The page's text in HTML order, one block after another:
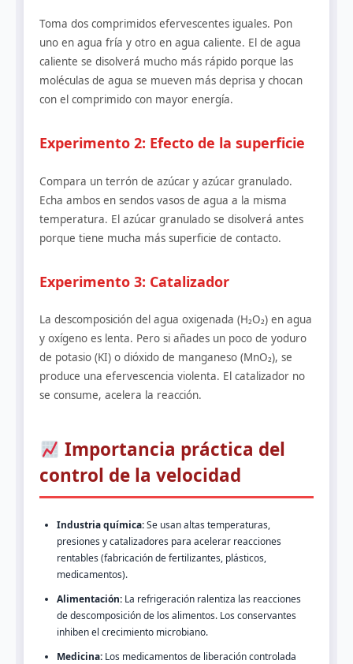
Toma dos comprimidos efervescentes iguales. Pon
uno en agua fría y otro en agua caliente. El de agua
caliente se disolverá mucho más rápido porque las
moléculas de agua se mueven más deprisa y chocan
con el comprimido con mayor energía.
Experimento 2: Efecto de la superficie
Compara un terrón de azúcar y azúcar granulado.
Echa ambos en sendos vasos de agua a la misma
temperatura. El azúcar granulado se disolverá antes
porque tiene mucha más superficie de contacto.
Experimento 3: Catalizador
La descomposición del agua oxigenada (H₂O₂) en agua
y oxígeno es lenta. Pero si añades un poco de yoduro
de potasio (KI) o dióxido de manganeso (MnO₂), se
produce una efervescencia violenta. El catalizador no
se consume, acelera la reacción.
Importancia práctica del
control de la velocidad
Industria química:Se usan altas temperaturas,
presiones y catalizadores para acelerar reacciones
rentables (fabricación de fertilizantes, plásticos,
medicamentos).
Alimentación: La refrigeración ralentiza las reacciones
de descomposición de los alimentos. Los conservantes
inhiben el crecimiento microbiano.
Medicina: Los medicamentos de liberación controlada